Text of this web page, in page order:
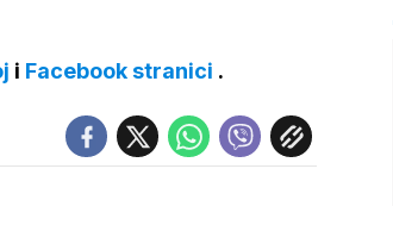
i Facebook stranici .